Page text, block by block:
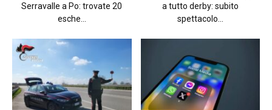
Serravalle a Po: trovate 20
esche...
a tutto derby: subito
spettacolo...